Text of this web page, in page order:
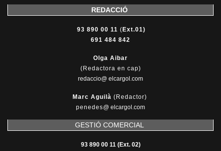
REDACCIÓ
93 890 00 11 ( Ext.01)
691 484 842
Olga Aibar
(Redactora en cap)
redaccio@ elcargol.com
Marc Aguilà (Redactor)
penedes@ elcargol.com
GESTIÓ COMERCIAL
93 890 00 11 (Ext. 02)